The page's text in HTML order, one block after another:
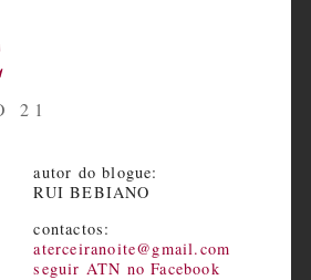
21
autor do blogue:
RUI BEBIANO
contactos:
aterceiranoite@gmail.com
seguir ATN no Facebook